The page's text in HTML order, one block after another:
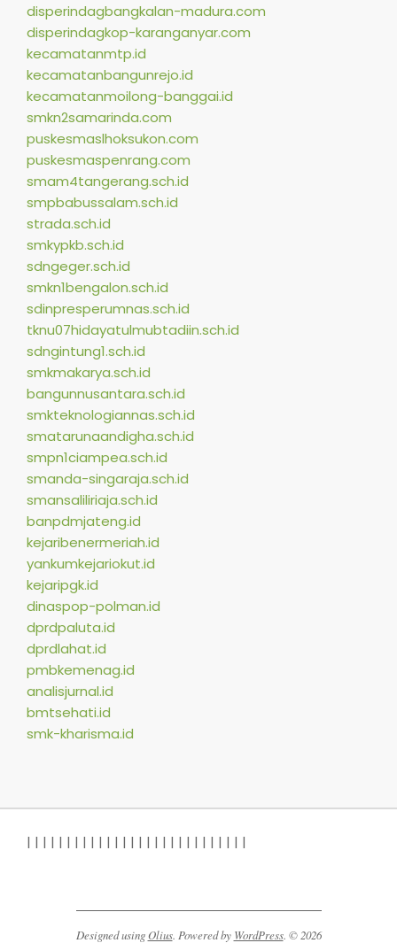
disperindagbangkalan-madura.com
disperindagkop-karanganyar.com
kecamatanmtp.id
kecamatanbangunrejo.id
kecamatanmoilong-banggai.id
smkn2samarinda.com
puskesmaslhoksukon.com
puskesmaspenrang.com
smam4tangerang.sch.id
smpbabussalam.sch.id
strada.sch.id
smkypkb.sch.id
sdngeger.sch.id
smkn1bengalon.sch.id
sdinpresperumnas.sch.id
tknu07hidayatulmubtadiin.sch.id
sdngintung1.sch.id
smkmakarya.sch.id
bangunnusantara.sch.id
smkteknologiannas.sch.id
smatarunaandigha.sch.id
smpn1ciampea.sch.id
smanda-singaraja.sch.id
smansaliliriaja.sch.id
banpdmjateng.id
kejaribenermeriah.id
yankumkejariokut.id
kejaripgk.id
dinaspop-polman.id
dprdpaluta.id
dprdlahat.id
pmbkemenag.id
analisjurnal.id
bmtsehati.id
smk-kharisma.id
| | | | | | | | | | | | | | | | | | | | | | | | | | | |
Designed usingOlius. Powered by WordPress. © 2026